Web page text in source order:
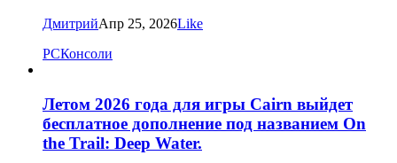
ДмитрийАпр 25, 2026Like
PCКонсоли
Летом 2026 года для игры Cairn выйдет
бесплатное дополнение под названием On
the Trail: Deep Water.